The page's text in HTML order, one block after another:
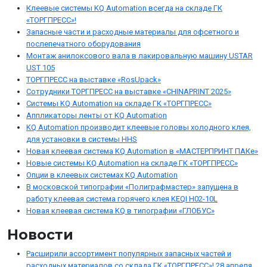
Клеевые системы KQ Automation всегда на складе ГК
«ТОРГПРЕСС»!
Запасные части и расходные материалы для офсетного и
послепечатного оборудования
Монтаж анилоксового вала в лакировальную машину USTAR
UST 105
ТОРГПРЕСС на выставке «RosUpack»
Сотрудники ТОРГПРЕСС на выставке «CHINAPRINT 2025»
Системы KQ Automation на складе ГК «ТОРГПРЕСС»
Аппликаторы ленты от KQ Automation
KQ Automation производит клеевые головы холодного клея,
для установки в системы HHS
Новая клеевая система KQ Automation в «МАСТЕРПРИНТ ПАКе»
Новые системы KQ Automation на складе ГК «ТОРГПРЕСС»
Опции в клеевых системах KQ Automation
В московской типографии «Полиграфмастер» запущена в
работу клеевая система горячего клея KEQI H02-10L
Новая клеевая система KQ в типографии «ГЛОБУС»
Новости
Расширили ассортимент популярных запасных частей и